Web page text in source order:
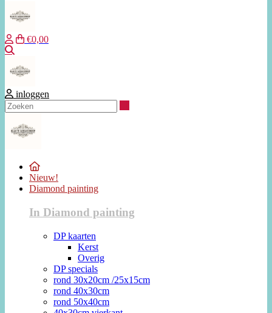
€0,00
inloggen
Nieuw!
Diamond painting
In Diamond painting
DP kaarten
Kerst
Overig
DP specials
rond 30x20cm /25x15cm
rond 40x30cm
rond 50x40cm